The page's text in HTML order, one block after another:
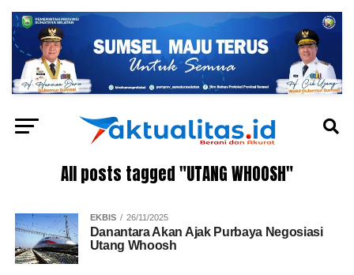
All posts tagged "UTANG WHOOSH"
EKBIS 26/11/2025
Danantara Akan Ajak Purbaya Negosiasi
Utang Whoosh